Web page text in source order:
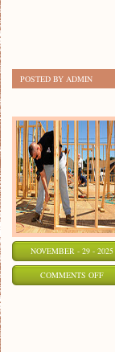
POSTED BY ADMIN
NOVEMBER - 29 - 2025
COMMENTS OFFON